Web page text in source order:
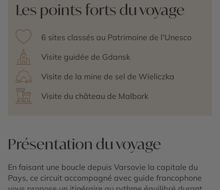
Les points forts du voyage
6 sites classés au Patrimoine de l'Unesco
Visite guidée de Gdansk
Visite de la mine de sel de Wieliczka
Visite du château de Malbork
Présentation du voyage
En faisant une boucle depuis Varsovie la capitale du
Pays, ce circuit accompagné avec guide francophone